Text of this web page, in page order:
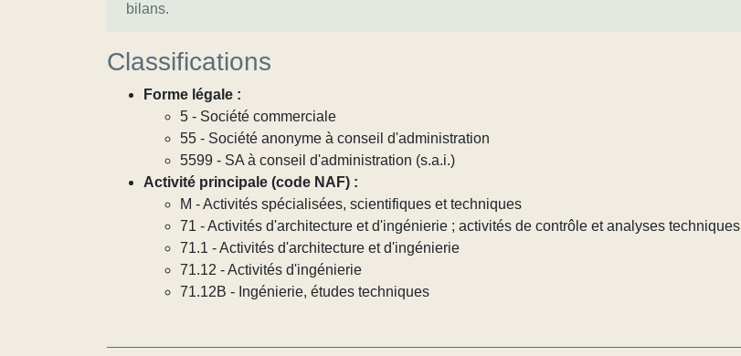
bilans.
Classifications
Forme légale :
5 - Société commerciale
55 - Société anonyme à conseil d'administration
5599 - SA à conseil d'administration (s.a.i.)
Activité principale (code NAF) :
M - Activités spécialisées, scientifiques et techniques
71 - Activités d'architecture et d'ingénierie ; activités de contrôle et analyses techniques
71.1 - Activités d'architecture et d'ingénierie
71.12 - Activités d'ingénierie
71.12B - Ingénierie, études techniques